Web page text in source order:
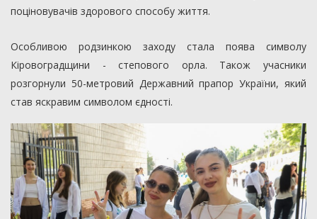
поціновувачів здорового способу життя.
Особливою родзинкою заходу стала поява символу
Кіровоградщини - степового орла. Також учасники
розгорнули 50-метровий Державний прапор України, який
став яскравим символом єдності.